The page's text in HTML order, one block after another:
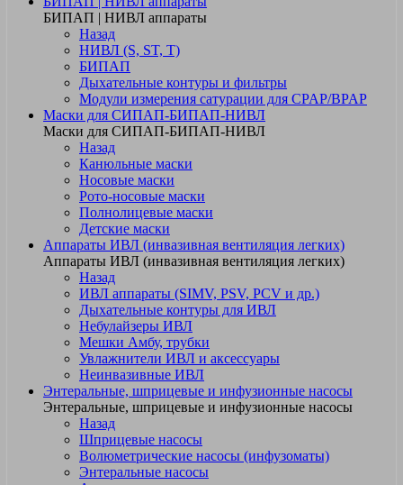
БИПАП | НИВЛ аппараты
Назад
НИВЛ (S, ST, T)
БИПАП
Дыхательные контуры и фильтры
Модули измерения сатурации для CPAP/BPAP
Маски для СИПАП-БИПАП-НИВЛ
Маски для СИПАП-БИПАП-НИВЛ
Назад
Канюльные маски
Носовые маски
Рото-носовые маски
Полнолицевые маски
Детские маски
Аппараты ИВЛ (инвазивная вентиляция легких)
Аппараты ИВЛ (инвазивная вентиляция легких)
Назад
ИВЛ аппараты (SIMV, PSV, PCV и др.)
Дыхательные контуры для ИВЛ
Небулайзеры ИВЛ
Мешки Амбу, трубки
Увлажнители ИВЛ и аксессуары
Неинвазивные ИВЛ
Энтеральные, шприцевые и инфузионные насосы
Энтеральные, шприцевые и инфузионные насосы
Назад
Шприцевые насосы
Волюметрические насосы (инфузоматы)
Энтеральные насосы